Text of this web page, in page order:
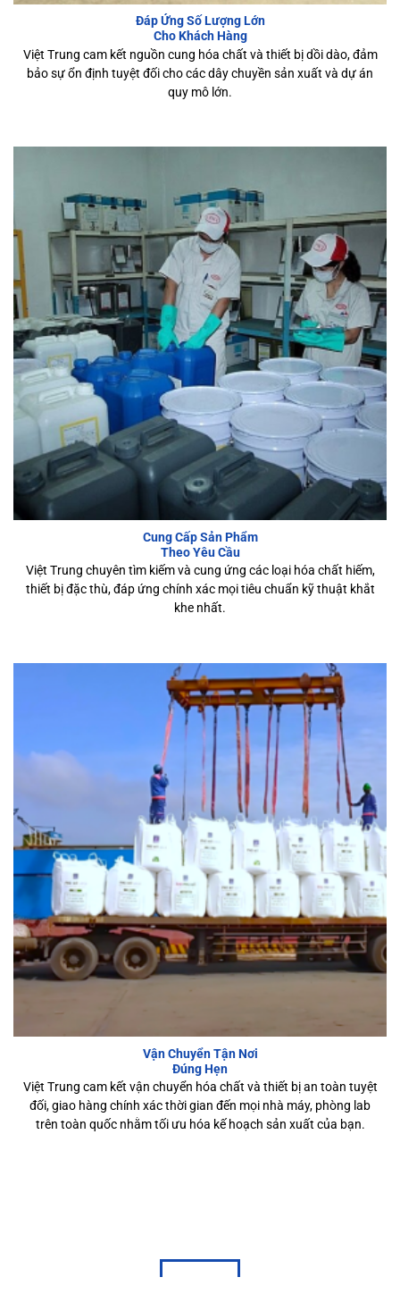
Đáp Ứng Số Lượng Lớn
Cho Khách Hàng
Việt Trung cam kết nguồn cung hóa chất và thiết bị dồi dào, đảm
bảo sự ổn định tuyệt đối cho các dây chuyền sản xuất và dự án
quy mô lớn.
Cung Cấp Sản Phẩm
Theo Yêu Cầu
Việt Trung chuyên tìm kiếm và cung ứng các loại hóa chất hiếm,
thiết bị đặc thù, đáp ứng chính xác mọi tiêu chuẩn kỹ thuật khắt
khe nhất.
Vận Chuyển Tận Nơi
Đúng Hẹn
Việt Trung cam kết vận chuyển hóa chất và thiết bị an toàn tuyệt
đối, giao hàng chính xác thời gian đến mọi nhà máy, phòng lab
trên toàn quốc nhằm tối ưu hóa kế hoạch sản xuất của bạn.